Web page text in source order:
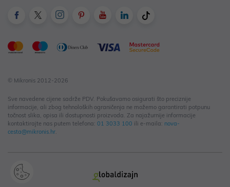
© Mikronis 2012-2026
Sve navedene cijene sadrže PDV. Pokušavamo osigurati što preciznije
informacije, ali zbog tehnoloških ograničenja ne možemo garantirati potpunu
točnost slika, opisa ili dostupnosti proizvoda. Za najažurnije informacije
kontaktirajte nas putem telefona: 01 3033 100 ili e-maila: nova-
cesta@mikronis.hr.